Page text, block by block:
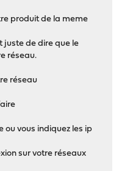
produit de la meme
juste de dire que le
réseau.
réseau
ou vous indiquez les ip
sur votre réseaux